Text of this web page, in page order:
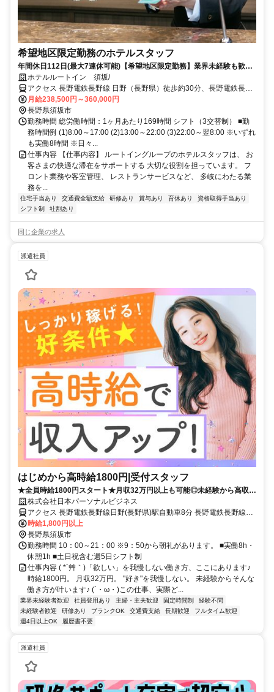
希望地区限定勤務のホテルスタッフ
年間休日112日(最大7連休可能)【希望地区限定勤務】業界未経験も歓
迎！ホテルスタッフ募集
ホテルルートイン 須坂/
アクセス 長野電鉄長野線 日野（長野県）徒歩約30分、長野電鉄長野
線 村山（長野県）徒歩約31分、長野電鉄長野線 須坂西口徒歩約50分
月給238,500円～360,000円
長野県須坂市
勤務時間 総労働時間：1ヶ月あたり169時間 シフト（3交替制） ■勤
務時間例 (1)8:00～17:00 (2)13:00～22:00 (3)22:00～翌8:00 ※いずれ
も実働8時間 ※日々...
仕事内容 【仕事内容】 ルートイングループのホテルスタッフは、 お
客さまの快適な滞在をサポートする 大切な役割を担っています。 フ
ロント業務や客室管理、 レストランサービスなど、 多岐にわたる業
務を...
住宅手当あり 交通費全額支給 研修あり 賞与あり 育休あり
資格取得手当あり
シフト制
社割あり
同じ企業の求人
派遣社員
はじめから高時給1800円|受付スタッフ
★全員時給1800円スタート★月収32万円以上も可能◎未経験から高収入
を目指せる♪資格手当やインセンティブもあり、頑張りが収入につながり
ます！
株式会社日本パーソナルビジネス
アクセス 長野電鉄長野線日野(長野県)駅自動車8分 長野電鉄長野線村
山(長野県)駅自動車6分 長野電鉄長野線須坂駅自動車12分 長野電鉄長
野線柳原(長野県)駅自動車12分 長野電鉄長野線北須坂駅自動車14分
時給1,800円以上
長野県須坂市
勤務時間 10：00～21：00 ※9：50から朝礼があります。 ■実働8h・
休憩1h ■土日祝含む週5日シフト制
仕事内容 ( *´艸｀)「欲しい」を我慢しない働き方、ここにあります♪
時給1800円。 月収32万円。 "好き"を我慢しない。 未経験からそんな
働き方が叶います♪ (´・ω・)この仕事、実際ど...
業界未経験者歓迎 社員登用あり 主婦・主夫歓迎 固定時間制
経験不問
未経験者歓迎
研修あり ブランクOK 交通費支給 長期歓迎
フルタイム歓迎
週4日以上OK
履歴書不要
派遣社員